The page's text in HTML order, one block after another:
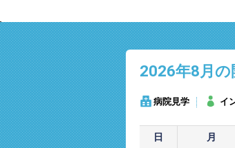
2026年8月
病院見学 イ
日 月